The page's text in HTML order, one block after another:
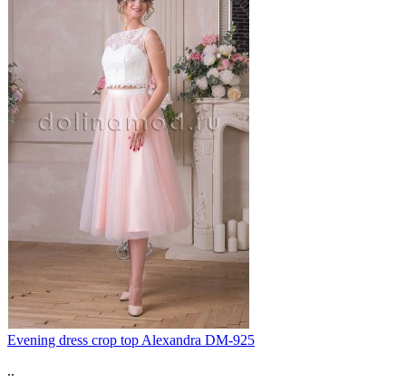
Evening dress crop top Alexandra DM-925
..